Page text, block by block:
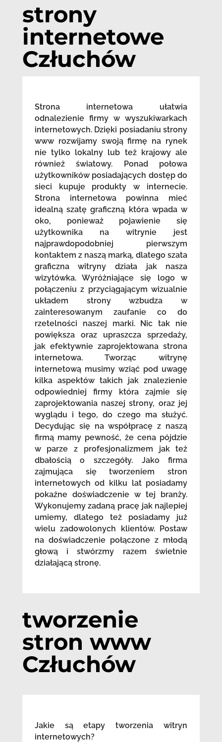
strony
internetowe
Człuchów
Strona internetowa ułatwia
odnalezienie firmy w wyszukiwarkach
internetowych. Dzięki posiadaniu strony
www rozwijamy swoją firmę na rynek
nie tylko lokalny lub też krajowy ale
również światowy. Ponad połowa
użytkowników posiadających dostęp do
sieci kupuje produkty w internecie.
Strona internetowa powinna mieć
idealną szatę graficzną która wpada w
oko, ponieważ pojawienie się
użytkownika na witrynie jest
najprawdopodobniej pierwszym
kontaktem z naszą marką, dlatego szata
graficzna witryny działa jak nasza
wizytówka. Wyróżniające się logo w
połączeniu z przyciągającym wizualnie
układem strony wzbudza w
zainteresowanym zaufanie co do
rzetelności naszej marki. Nic tak nie
powiększa oraz upraszcza sprzedaży,
jak efektywnie zaprojektowana strona
internetowa. Tworząc witrynę
internetową musimy wziąć pod uwagę
kilka aspektów takich jak znalezienie
odpowiedniej firmy która zajmie się
zaprojektowania naszej strony, oraz jej
wyglądu i tego, do czego ma służyć.
Decydując się na współpracę z naszą
firmą mamy pewność, że cena pójdzie
w parze z profesjonalizmem jak też
dbałością o szczegóły. Jako firma
zajmująca się tworzeniem stron
internetowych od kilku lat posiadamy
pokaźne doświadczenie w tej branży.
Wykonujemy zadaną pracę jak najlepiej
umiemy, dlatego też posiadamy już
wielu zadowolonych klientów. Postaw
na doświadczenie połączone z młodą
głową i stwórzmy razem świetnie
działającą stronę.
tworzenie
stron www
Człuchów
Jakie są etapy tworzenia witryn
internetowych?